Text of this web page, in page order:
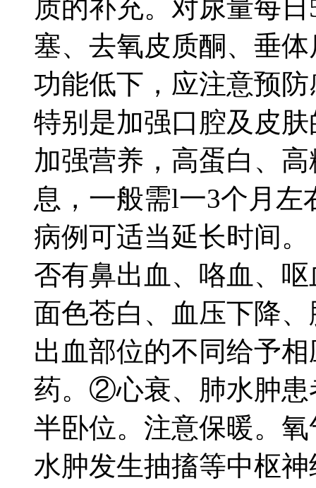
质的补充。对尿量每
塞、去氧皮质酮、垂
功能低下，应注意预
特别是加强口腔及皮
加强营养，高蛋白、
息，一般需l一3个月左
病例可适当延长时间
否有鼻出血、咯血、
面色苍白、血压下降
出血部位的不同给予
药。②心衰、肺水肿患
半卧位。注意保暖。
水肿发生抽搐等中枢